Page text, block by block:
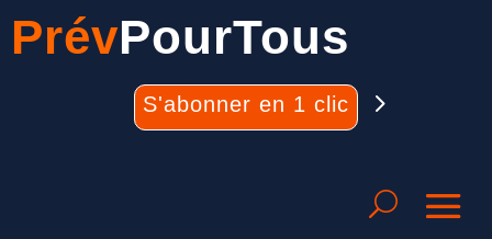
PrévPourTous
S'abonner en 1 clic